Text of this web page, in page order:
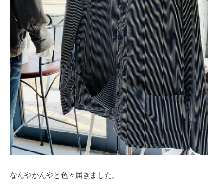
なんやかんやと色々届きました。